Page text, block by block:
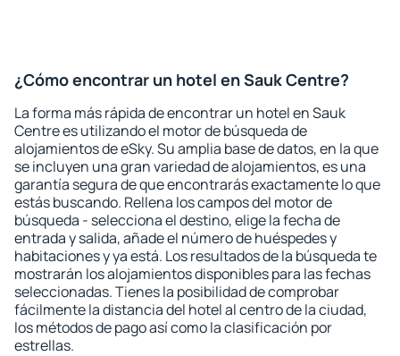
¿Cómo encontrar un hotel en Sauk Centre?
La forma más rápida de encontrar un hotel en Sauk
Centre es utilizando el motor de búsqueda de
alojamientos de eSky. Su amplia base de datos, en la que
se incluyen una gran variedad de alojamientos, es una
garantía segura de que encontrarás exactamente lo que
estás buscando. Rellena los campos del motor de
búsqueda - selecciona el destino, elige la fecha de
entrada y salida, añade el número de huéspedes y
habitaciones y ya está. Los resultados de la búsqueda te
mostrarán los alojamientos disponibles para las fechas
seleccionadas. Tienes la posibilidad de comprobar
fácilmente la distancia del hotel al centro de la ciudad,
los métodos de pago así como la clasificación por
estrellas.